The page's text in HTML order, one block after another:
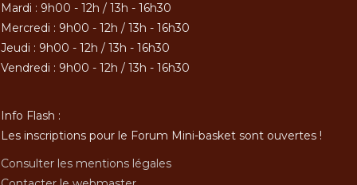
Mardi : 9h00 - 12h / 13h - 16h30
Mercredi : 9h00 - 12h / 13h - 16h30
Jeudi : 9h00 - 12h / 13h - 16h30
Vendredi : 9h00 - 12h / 13h - 16h30
Info Flash :
Les inscriptions pour le Forum Mini-basket sont ouvertes !
Consulter les mentions légales